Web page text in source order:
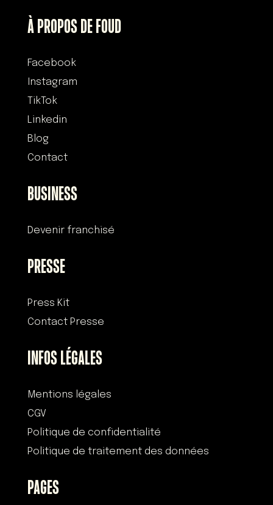
À PROPOS DE FOUD
Facebook
Instagram
TikTok
Linkedin
Blog
Contact
BUSINESS
Devenir franchisé
PRESSE
Press Kit
Contact Presse
INFOS LÉGALES
Mentions légales
CGV
Politique de confidentialité
Politique de traitement des données
PAGES